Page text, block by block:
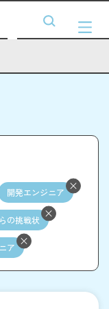
開発エンジニア
の挑戦状
ア